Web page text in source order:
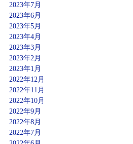
2023年7月
2023年6月
2023年5月
2023年4月
2023年3月
2023年2月
2023年1月
2022年12月
2022年11月
2022年10月
2022年9月
2022年8月
2022年7月